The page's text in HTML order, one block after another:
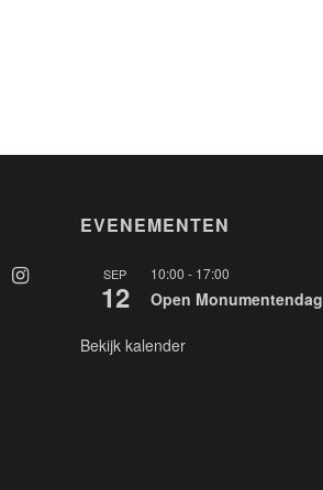
EVENEMENTEN
SEP
12
10:00 - 17:00
Open Monumentendag
Bekijk kalender